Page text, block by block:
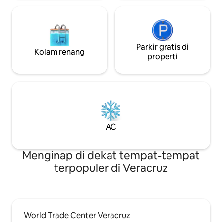
Kolam renang
Parkir gratis di
properti
AC
Menginap di dekat tempat-tempat
terpopuler di Veracruz
World Trade Center Veracruz